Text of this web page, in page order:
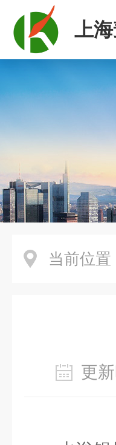
上
司
当前位置
更